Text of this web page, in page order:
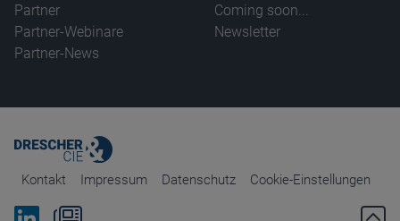
Partner
Partner-Webinare
Partner-News
Coming soon...
Newsletter
Kontakt Impressum Datenschutz Cookie-Einstellungen
Bei Linkedin folgen
Zum Newsletter anmelden